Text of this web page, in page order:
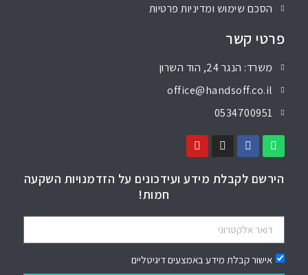
הסכם שימוש ומדיניות פרטיות
פרטי קשר
משרד: הנגר 24, הוד השרון
office@handsoff.co.il
0534700951
הירשם לקבלת מידע ועידכונים על הזדמנויות השקעה
חמות!
אישור קבלת מידע באמצעים דיגיטליים